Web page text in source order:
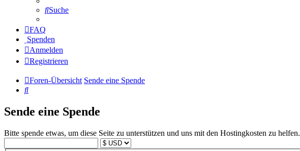
Suche
FAQ
Spenden
Anmelden
Registrieren
Foren-Übersicht Sende eine Spende
Suche
Sende eine Spende
Bitte spende etwas, um diese Seite zu unterstützen und uns mit den Hostingkosten zu helfen.